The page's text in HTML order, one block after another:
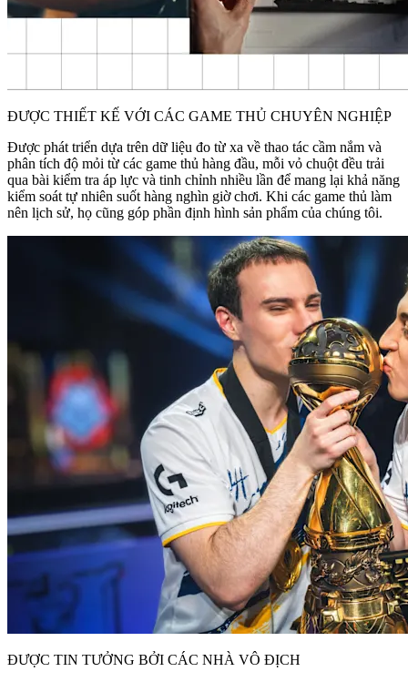
ĐƯỢC THIẾT KẾ VỚI CÁC GAME THỦ CHUYÊN NGHIỆP
Được phát triển dựa trên dữ liệu đo từ xa về thao tác cầm nắm và
phân tích độ mỏi từ các game thủ hàng đầu, mỗi vỏ chuột đều trải
qua bài kiểm tra áp lực và tinh chỉnh nhiều lần để mang lại khả năng
kiểm soát tự nhiên suốt hàng nghìn giờ chơi. Khi các game thủ làm
nên lịch sử, họ cũng góp phần định hình sản phẩm của chúng tôi.
ĐƯỢC TIN TƯỞNG BỞI CÁC NHÀ VÔ ĐỊCH